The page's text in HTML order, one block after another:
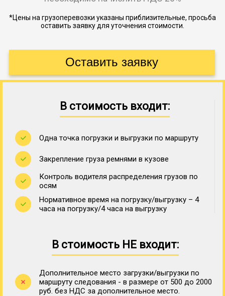
*Цены на грузоперевозки указаны приблизительные, просьба
оставить заявку для уточнения стоимости.
В стоимость входит:
Одна точка погрузки и выгрузки по маршруту
Закрепление груза ремнями в кузове
Контроль водителя распределения грузов по
осям
Нормативное время на погрузку/выгрузку – 4
часа на погрузку/4 часа на выгрузку
В стоимость НЕ входит:
Дополнительное место загрузки/выгрузки по
маршруту следования - в размере от 500 до 2000
руб. без НДС за дополнительное место.